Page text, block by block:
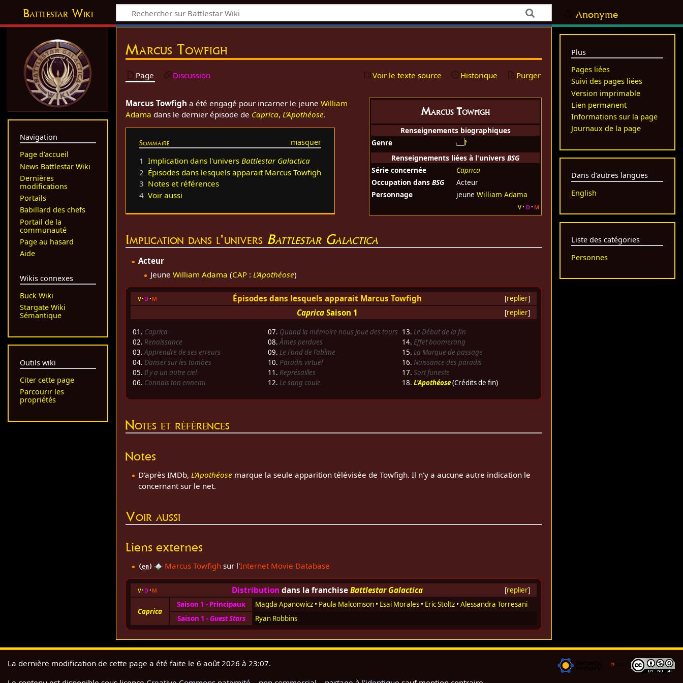
Anonyme
Battlestar Wiki
Marcus Towfigh
Page Discussion Voir le texte source Historique Purger
Marcus Towfigh
Renseignements biographiques
Genre
Renseignements liées à l'universBSG
Série concernée
Caprica
Occupation dansBSG
Acteur
Personnage
jeuneWilliam Adama
v d m
Marcus Towfigh a été engagé pour incarner le jeuneWilliam
Adama dans le dernier épisode de Caprica,L’Apothéose.
Sommaire
1 Implication dans l'universBattlestar Galactica
2 Épisodes dans lesquels apparait Marcus Towfigh
3 Notes et références
4 Voir aussi
Implication dans l'univers Battlestar Galactica
Acteur
Jeune William Adama (CAP: L’Apothéose)
[replier]
v d m Épisodes dans lesquels apparait Marcus Towfigh
[replier]
Caprica Saison 1
01. Caprica
02. Renaissance
03.Apprendre de ses erreurs
04. Danser sur les tombes
05. Il y a un autre ciel
06. Connais ton ennemi
07. Quand la mémoire nous joue des tours
08.Âmes perdues
09. Le Fond de l'abîme
10. Paradis virtuel
11. Représailles
12. Le sang coule
13. Le Début de la fin
14. Effet boomerang
15. La Marque de passage
16. Naissance des paradis
17. Sort funeste
18. L'Apothéose(Crédits de fin)
Notes et références
Notes
D'après IMDb, L’Apothéose marque la seule apparition télévisée de Towfigh. Il n'y a aucune autre indication le
concernant sur le net.
Voir aussi
Liens externes
(en) Marcus Towfighsur l'Internet Movie Database
[replier]
v d m Distribution dans la franchise Battlestar Galactica
Caprica
Saison 1 - Principaux Magda Apanowicz• Paula Malcomson• Esai Morales• Eric Stoltz• Alessandra Torresani
Saison 1 -Guest Stars Ryan Robbins
Navigation
Page d’accueil
News Battlestar Wiki
Dernières
modifications
Portails
Babillard des chefs
Portail de la
communauté
Page au hasard
Aide
Wikis connexes
Buck Wiki
Stargate Wiki
Sémantique
Outils wiki
Citer cette page
Parcourir les
propriétés
Plus
Pages liées
Suivi des pages liées
Version imprimable
Lien permanent
Informations sur la page
Journaux de la page
Dans d’autres langues
English
Liste des catégories
Personnes
La dernière modification de cette page a été faite le 6 août 2026 à 23:07.